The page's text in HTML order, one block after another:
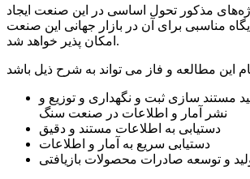
مذکور تحول اساسی در این صنعت ایجاد
مناسبی برای آن در بازار جهانی این صنعت
امکان پذیر خواهد شد.
مستند سازی ثبت و نگهداری و توزیع و
نشر آمار و اطلاعات در صنعت سنگ
دستیابی به اطلاعات مستند و دقیق
دستیابی سریع به آمار و اطلاعات
و توسعه صادرات محصولات بازیافتی